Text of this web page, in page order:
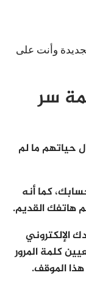
وأنت على
سر
ما لم
كما أنه
هاتفك القديم.
الإلكتروني
كلمة المرور
الموقف.